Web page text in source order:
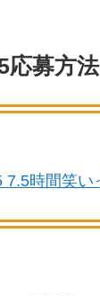
応募方
7.5時間笑い